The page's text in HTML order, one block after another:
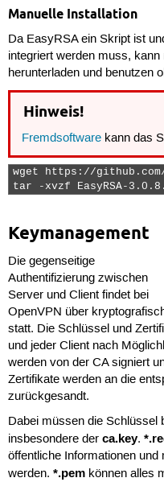
Manuelle Installation
Da EasyRSA ein Skript ist
integriert werden muss,
herunterladen und benutzen
Hinweis!
Fremdsoftware kann das
wget https://github.com/
tar -xvzf EasyRSA-
Keymanagement
Die gegenseitige
Authentifizierung zwischen
Server und Client findet bei
OpenVPN über
statt. Die Schlüssel und
und jeder Client nach
werden von der CA signiert
Zertifikate werden an die
zurückgesandt.
Dabei müssen die Schlüssel
insbesondere der ca.key.
öffentliche Informationen
werden. *.pemkönnen alles